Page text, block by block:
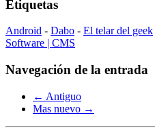
Etiquetas
Android - Dabo - El telar del geek
Software | CMS
Navegación de la entrada
← Antiguo
Mas nuevo →